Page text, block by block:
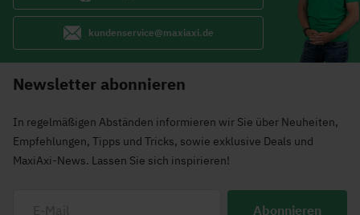
kundenservice@maxiaxi.de
Newsletter abonnieren
In regelmäßigen Abständen informieren wir Sie über Neuheiten,
Empfehlungen, Tipps und Tricks, sowie exklusive Deals und
MaxiAxi-News. Lassen Sie sich inspirieren!
Abonnieren